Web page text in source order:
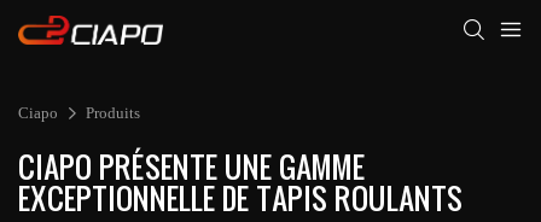
Ciapo Produits
CIAPO PRÉSENTE UNE GAMME
EXCEPTIONNELLE DE TAPIS ROULANTS